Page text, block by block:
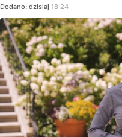
Dodano: dzisiaj 18:24